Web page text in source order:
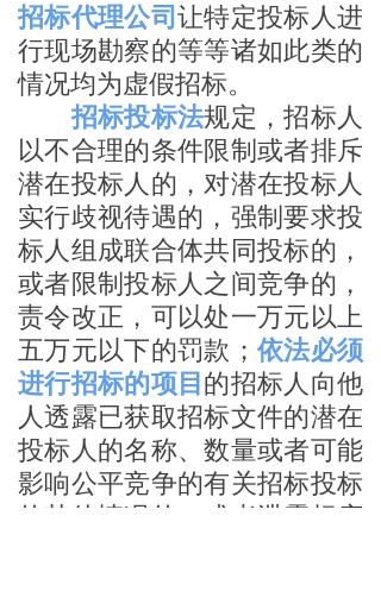
招标代理公司 让特定投标人进
行现场勘察的等等诸如此类的
情况均为虚假招标。
招标投标法规定，招标人
以不合理的条件限制或者排斥
潜在投标人的，对潜在投标人
实行歧视待遇的，强制要求投
标人组成联合体共同投标的，
或者限制投标人之间竞争的，
责令改正，可以处一万元以上
五万元以下的罚款； 依法必须
进行招标的项目 的招标人向他
人透露已获取招标文件的潜在
投标人的名称、数量或者可能
影响公平竞争的有关招标投标
的其他情况的，或者泄露标底